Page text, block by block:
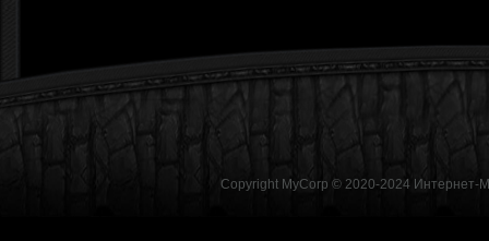
Copyright MyCorp © 2020-2024 Интернет-